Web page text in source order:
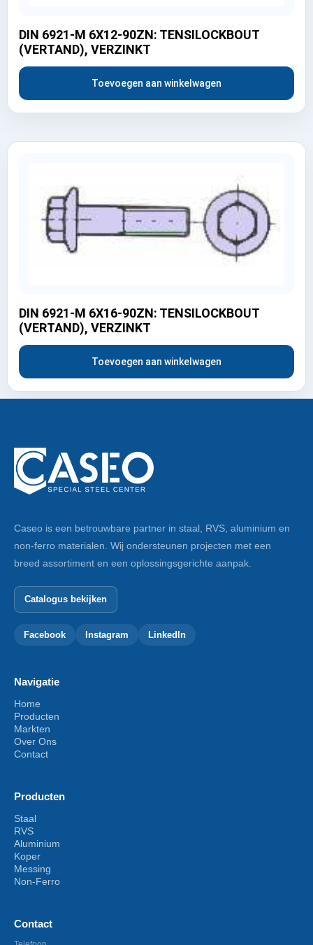
DIN 6921-M 6X12-90ZN: TENSILOCKBOUT
(VERTAND), VERZINKT
Toevoegen aan winkelwagen
DIN 6921-M 6X16-90ZN: TENSILOCKBOUT
(VERTAND), VERZINKT
Toevoegen aan winkelwagen
Caseo is een betrouwbare partner in staal, RVS, aluminium en
non-ferro materialen. Wij ondersteunen projecten met een
breed assortiment en een oplossingsgerichte aanpak.
Catalogus bekijken
Facebook Instagram LinkedIn
Navigatie
Home
Producten
Markten
Over Ons
Contact
Producten
Staal
RVS
Aluminium
Koper
Messing
Non-Ferro
Contact